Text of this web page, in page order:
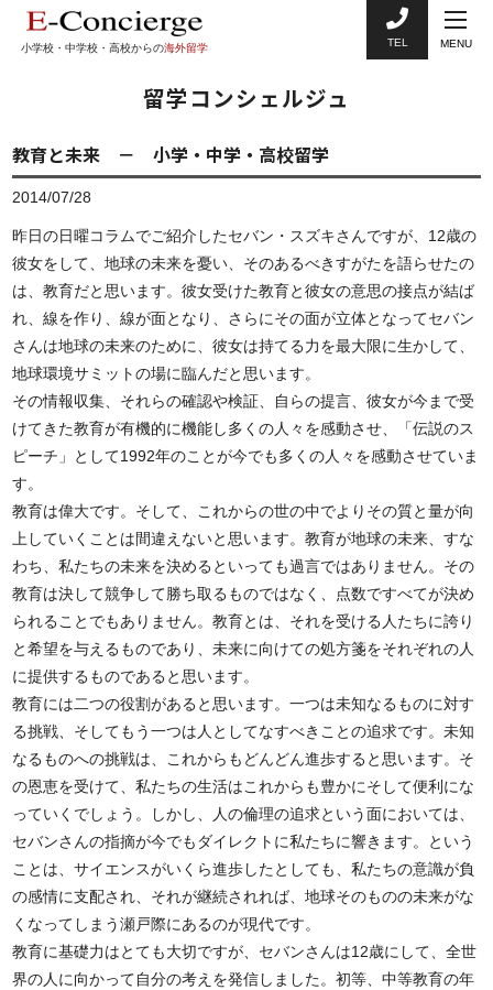
小学校・中学校・高校からの海外留学 TEL MENU
留学コンシェルジュ
教育と未来 － 小学・中学・高校留学
2014/07/28
昨日の日曜コラムでご紹介したセバン・スズキさんですが、12歳の
彼女をして、地球の未来を憂い、そのあるべきすがたを語らせたの
は、教育だと思います。彼女受けた教育と彼女の意思の接点が結ば
れ、線を作り、線が面となり、さらにその面が立体となってセバン
さんは地球の未来のために、彼女は持てる力を最大限に生かして、
地球環境サミットの場に臨んだと思います。
その情報収集、それらの確認や検証、自らの提言、彼女が今まで受
けてきた教育が有機的に機能し多くの人々を感動させ、「伝説のス
ピーチ」として1992年のことが今でも多くの人々を感動させていま
す。
教育は偉大です。そして、これからの世の中でよりその質と量が向
上していくことは間違えないと思います。教育が地球の未来、すな
わち、私たちの未来を決めるといっても過言ではありません。その
教育は決して競争して勝ち取るものではなく、点数ですべてが決め
られることでもありません。教育とは、それを受ける人たちに誇り
と希望を与えるものであり、未来に向けての処方箋をそれぞれの人
に提供するものであると思います。
教育には二つの役割があると思います。一つは未知なるものに対す
る挑戦、そしてもう一つは人としてなすべきことの追求です。未知
なるものへの挑戦は、これからもどんどん進歩すると思います。そ
の恩恵を受けて、私たちの生活はこれからも豊かにそして便利にな
っていくでしょう。しかし、人の倫理の追求という面においては、
セバンさんの指摘が今でもダイレクトに私たちに響きます。という
ことは、サイエンスがいくら進歩したとしても、私たちの意識が負
の感情に支配され、それが継続されれば、地球そのものの未来がな
くなってしまう瀬戸際にあるのが現代です。
教育に基礎力はとても大切ですが、セバンさんは12歳にして、全世
界の人に向かって自分の考えを発信しました。初等、中等教育の年